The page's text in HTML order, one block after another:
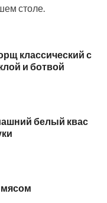
столе.
классический с
и ботвой
белый квас
мясом